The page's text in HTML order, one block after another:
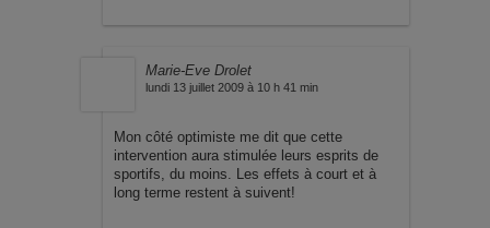
Marie-Eve Drolet
lundi 13 juillet 2009 à 10 h 41 min
Mon côté optimiste me dit que cette
intervention aura stimulée leurs esprits de
sportifs, du moins. Les effets à court et à
long terme restent à suivent!